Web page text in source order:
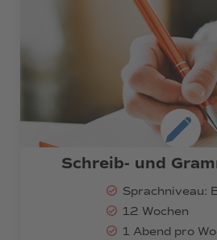
Schreib- und
Sprachniveau:
12 Wochen
1 Abend pro